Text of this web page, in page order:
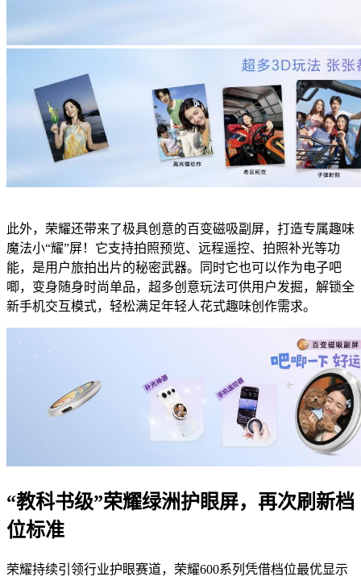
此外，荣耀还带来了极具创意的百变磁吸副屏，打造专属趣味
魔法小“耀”屏！它支持拍照预览、远程遥控、拍照补光等功
能，是用户旅拍出片的秘密武器。同时它也可以作为电子吧
唧，变身随身时尚单品，超多创意玩法可供用户发掘，解锁全
新手机交互模式，轻松满足年轻人花式趣味创作需求。
“教科书级”荣耀绿洲护眼屏，再次刷新档
位标准
荣耀持续引领行业护眼赛道，荣耀600系列凭借档位最优显示